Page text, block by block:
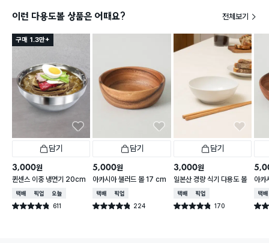
이런 다용도볼 상품은 어때요? 전체보기
구매 1.3만+
담기
3,000원
퀸센스 이중 냉면기 20cm
택배배송매장픽업오늘배송
별점 4.8점 611
건 작성
담기
5,000원
아카시아 샐러드 볼 17 cm
택배배송매장픽업
별점 4.8점 224
건 작성
담기
3,000원
일본산 경량 식기 다용도 볼
택배배송매장픽업
별점 4.8점 170
건 작성
아카
택배
별점